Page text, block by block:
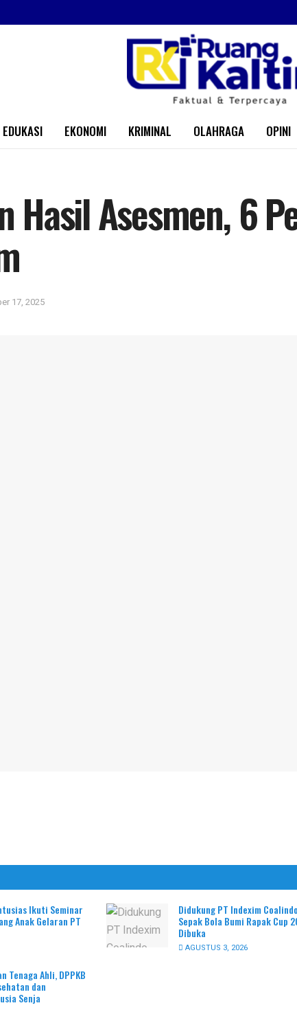
EDUKASI EKONOMI KRIMINAL OLAHRAGA OPINI
Hasil Asesmen, 6
17, 2025
Ikuti Seminar
Anak Gelaran PT
Didukung PT Indexim
Sepak Bola Bumi Rapak Cup
Dibuka
AGUSTUS 3, 2026
Tenaga Ahli, DPPKB
dan
Senja